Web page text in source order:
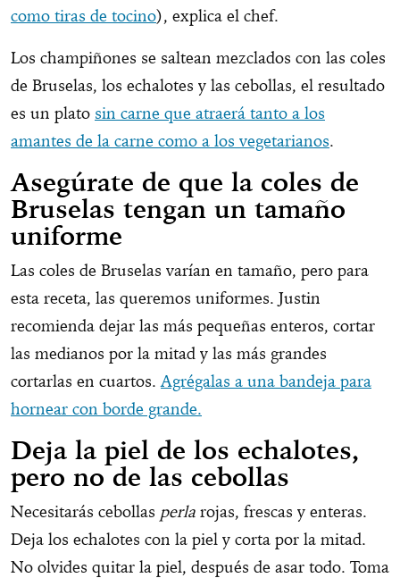
como tiras de tocino), explica el chef.
Los champiñones se saltean mezclados con las coles
de Bruselas, los echalotes y las cebollas, el resultado
es un plato sin carne que atraerá tanto a los
amantes de la carne como a los vegetarianos.
Asegúrate de que la coles de
Bruselas tengan un tamaño
uniforme
Las coles de Bruselas varían en tamaño, pero para
esta receta, las queremos uniformes. Justin
recomienda dejar las más pequeñas enteros, cortar
las medianos por la mitad y las más grandes
cortarlas en cuartos.Agrégalas a una bandeja para
hornear con borde grande.
Deja la piel de los echalotes,
pero no de las cebollas
Necesitarás cebollas perla rojas, frescas y enteras.
Deja los echalotes con la piel y corta por la mitad.
No olvides quitar la piel, después de asar todo. Toma